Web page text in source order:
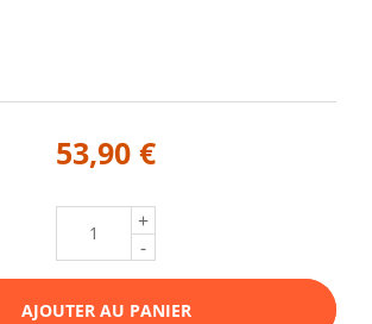
53,90 €
+
-
AJOUTER AU PANIER